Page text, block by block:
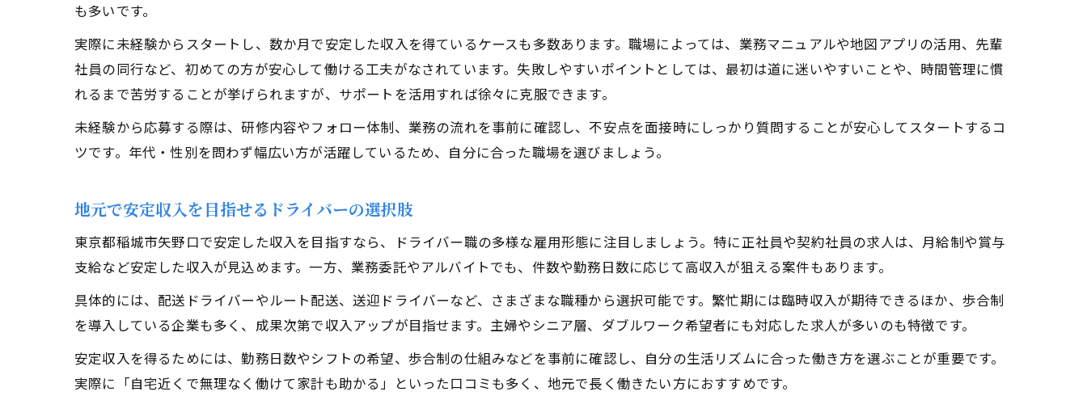
福利厚生が充実したドライバー職場の選び方
長く続けられるドライバー職場の特徴とは
安心して働けるドライバー転職のポイント
も多いです。
実際に未経験からスタートし、数か月で安定した収入を得ているケースも多数あります。職場によっては、業務マニュアルや地図アプリの活用、先輩
社員の同行など、初めての方が安心して働ける工夫がなされています。失敗しやすいポイントとしては、最初は道に迷いやすいことや、時間管理に慣
れるまで苦労することが挙げられますが、サポートを活用すれば徐々に克服できます。
未経験から応募する際は、研修内容やフォロー体制、業務の流れを事前に確認し、不安点を面接時にしっかり質問することが安心してスタートするコ
ツです。年代・性別を問わず幅広い方が活躍しているため、自分に合った職場を選びましょう。
地元で安定収入を目指せるドライバーの選択肢
東京都稲城市矢野口で安定した収入を目指すなら、ドライバー職の多様な雇用形態に注目しましょう。特に正社員や契約社員の求人は、月給制や賞与
支給など安定した収入が見込めます。一方、業務委託やアルバイトでも、件数や勤務日数に応じて高収入が狙える案件もあります。
具体的には、配送ドライバーやルート配送、送迎ドライバーなど、さまざまな職種から選択可能です。繁忙期には臨時収入が期待できるほか、歩合制
を導入している企業も多く、成果次第で収入アップが目指せます。主婦やシニア層、ダブルワーク希望者にも対応した求人が多いのも特徴です。
安定収入を得るためには、勤務日数やシフトの希望、歩合制の仕組みなどを事前に確認し、自分の生活リズムに合った働き方を選ぶことが重要です。
実際に「自宅近くで無理なく働けて家計も助かる」といった口コミも多く、地元で長く働きたい方におすすめです。